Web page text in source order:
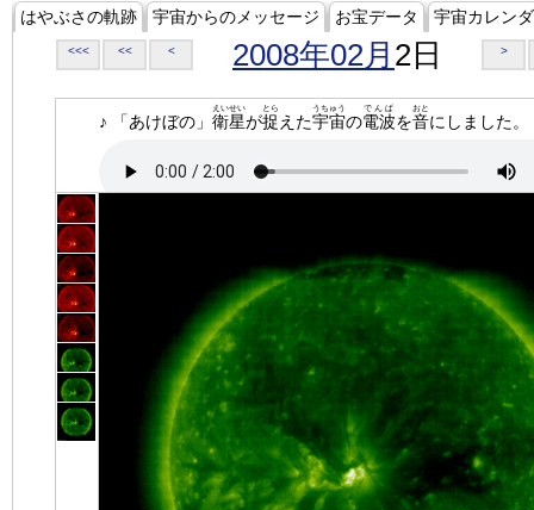
はやぶさの軌跡 宇宙からのメッセージ お宝データ 宇宙カレン
<<< << < 2008年02月 2日 >
♪ 「あけぼの」 衛星
えいせい
が捉
とら
えた宇宙
うちゅう
の電波
でんぱ
を音
おと
にしました。